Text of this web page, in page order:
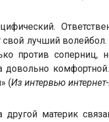
лучший
против соперниц,
(Из интервью
материк